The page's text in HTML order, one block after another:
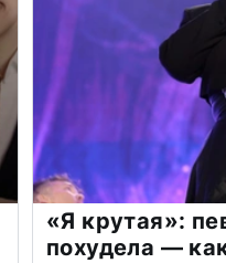
«Я крутая»:
похудела —